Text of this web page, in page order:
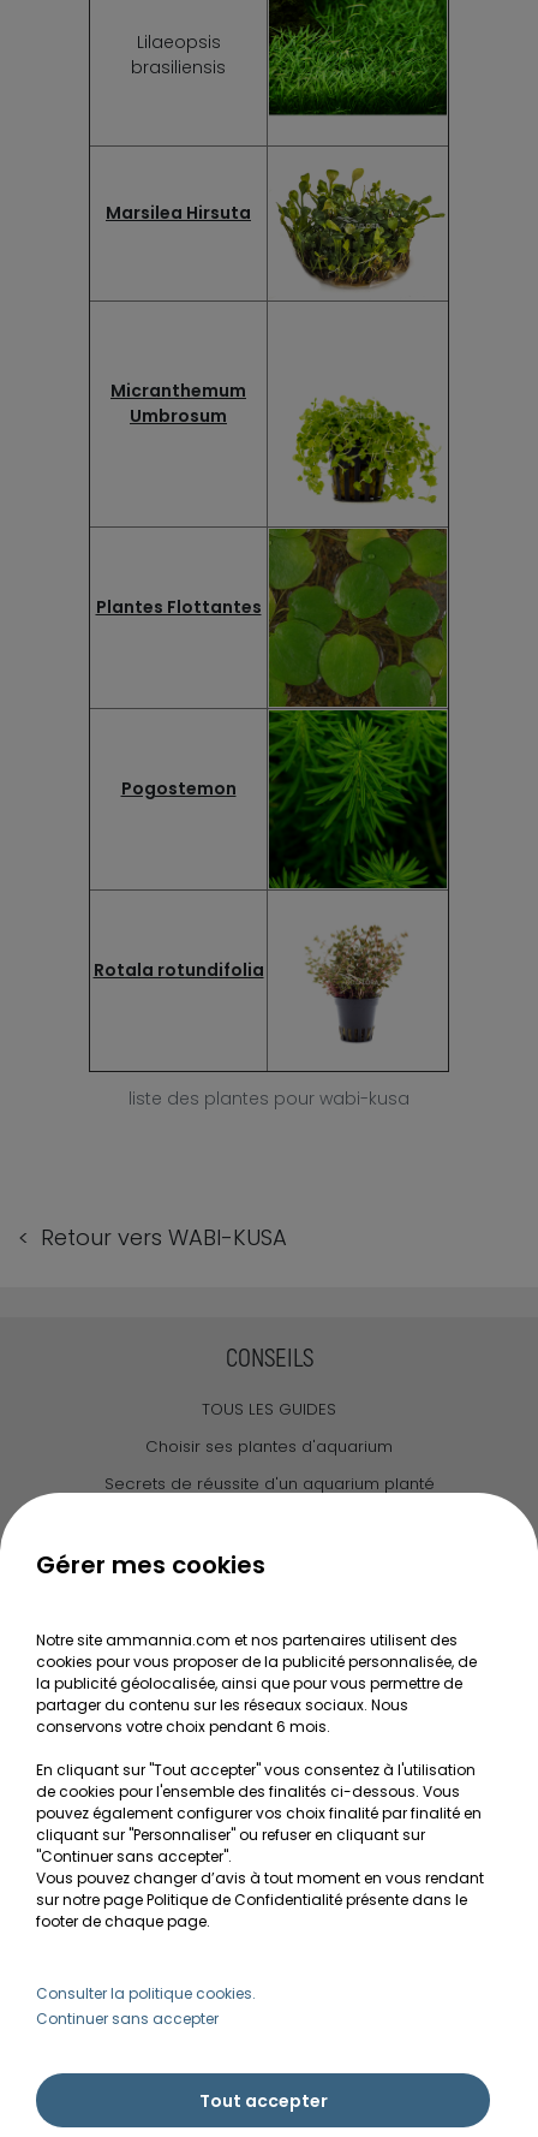
liste des plantes pour wabi-kusa
Lilaeopsis
brasiliensis
Marsilea Hirsuta
Micranthemum
Umbrosum
Plantes Flottantes
Pogostemon
Rotala rotundifolia
< Retour vers WABI-KUSA
CONSEILS
TOUS LES GUIDES
Choisir ses plantes d'aquarium
Secrets de réussite d'un aquarium planté
Le journal d'Ammannia
Recherche de Notices de produits
Mentions légales
Conditions générales de vente
RGPD
MON COMPTE
Avantages
Créer un compte client
Besoin d'aide ?
Gérer mes cookies
Notre site ammannia.com et nos partenaires utilisent des
cookies pour vous proposer de la publicité personnalisée, de
la publicité géolocalisée, ainsi que pour vous permettre de
partager du contenu sur les réseaux sociaux. Nous
conservons votre choix pendant 6 mois.
En cliquant sur "Tout accepter" vous consentez à l'utilisation
de cookies pour l'ensemble des finalités ci-dessous. Vous
pouvez également configurer vos choix finalité par finalité en
cliquant sur "Personnaliser" ou refuser en cliquant sur
"Continuer sans accepter".
Vous pouvez changer d’avis à tout moment en vous rendant
sur notre page Politique de Confidentialité présente dans le
footer de chaque page.
Consulter la politique cookies.
Continuer sans accepter
Tout accepter